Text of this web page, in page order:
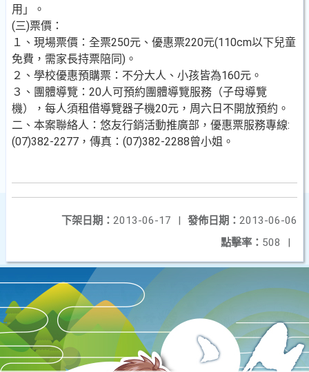
用」。
(三)票價：
１、現場票價：全票250元、優惠票220元(110cm以下兒童
免費，需家長持票陪同)。
２、學校優惠預購票：不分大人、小孩皆為160元。
３、團體導覽：20人可預約團體導覽服務（子母導覽
機），每人須租借導覽器子機20元，周六日不開放預約。
二、本案聯絡人：悠友行銷活動推廣部，優惠票服務專線:
(07)382-2277，傳真：(07)382-2288曾小姐。
發佈日期： 2013-06-06
下架日期： 2013-06-17
|
點擊率： 508 |